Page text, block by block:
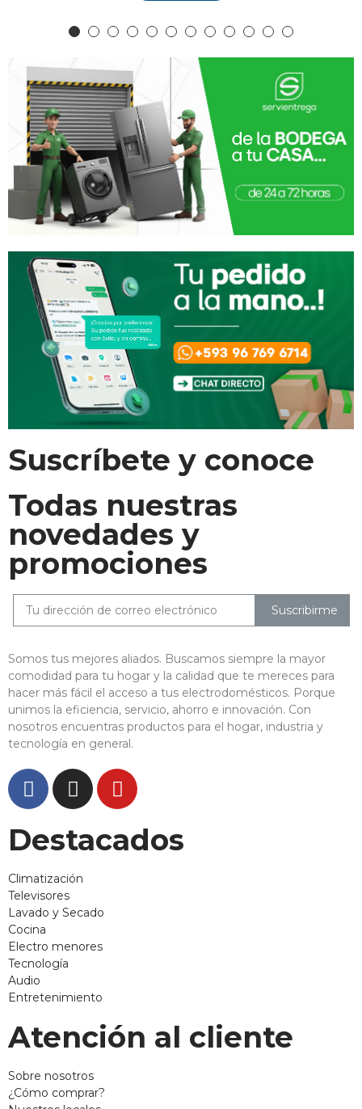
Suscríbete y conoce
Todas nuestras
novedades y
promociones
Suscribirme
Somos tus mejores aliados. Buscamos siempre la mayor
comodidad para tu hogar y la calidad que te mereces para
hacer más fácil el acceso a tus electrodomésticos. Porque
unimos la eficiencia, servicio, ahorro e innovación. Con
nosotros encuentras productos para el hogar, industria y
tecnología en general.
Destacados
Climatización
Televisores
Lavado y Secado
Cocina
Electro menores
Tecnología
Audio
Entretenimiento
Atención al cliente
Sobre nosotros
¿Cómo comprar?